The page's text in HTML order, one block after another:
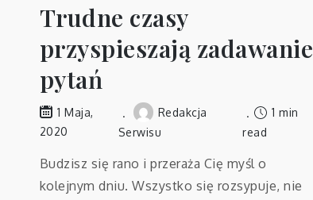
Trudne czasy
przyspieszają zadawanie
pytań
1 Maja,
2020
Redakcja
Serwisu
1 min
read
Budzisz się rano i przeraża Cię myśl o
kolejnym dniu. Wszystko się rozsypuje, nie